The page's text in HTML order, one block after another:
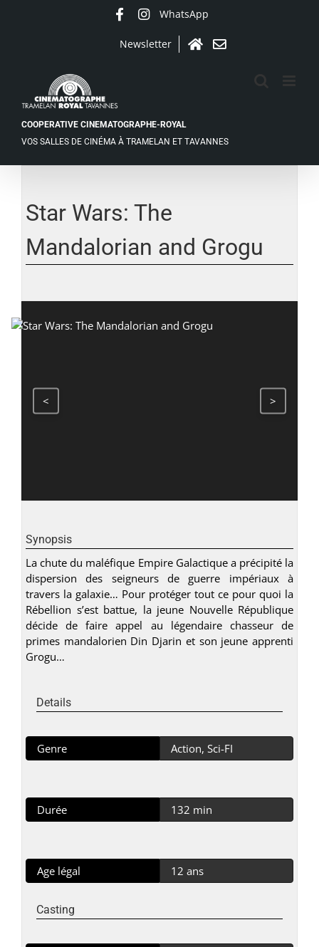
WhatsApp
Newsletter
AccueilContact
COOPERATIVE CINEMATOGRAPHE-ROYAL
VOS SALLES DE CINÉMA À TRAMELAN ET TAVANNES
agrandie
Star Wars: The
Mandalorian and Grogu
< >
Synopsis
La chute du maléfique Empire Galactique a précipité la
dispersion des seigneurs de guerre impériaux à
travers la galaxie… Pour protéger tout ce pour quoi la
Rébellion s’est battue, la jeune Nouvelle République
décide de faire appel au légendaire chasseur de
primes mandalorien Din Djarin et son jeune apprenti
Grogu…
Details
Genre Action, Sci-FI
Durée 132 min
Age légal 12 ans
Casting